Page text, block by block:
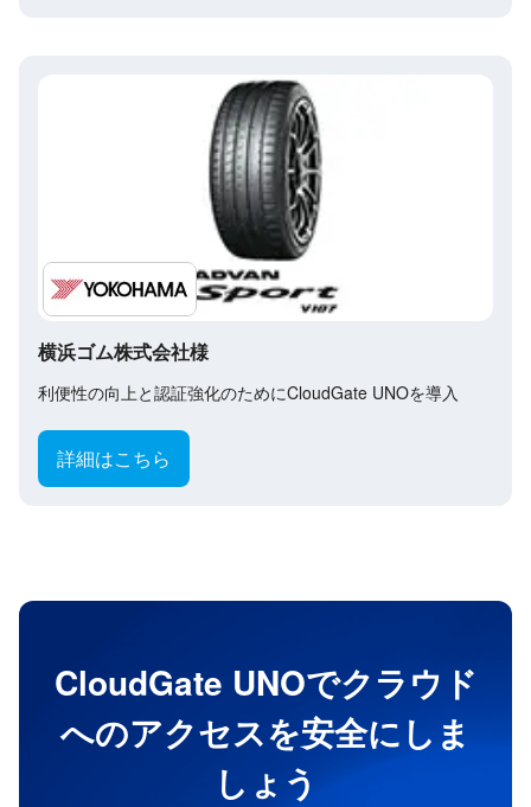
横浜ゴム株式会社様
利便性の向上と認証強化のためにCloudGate UNOを導入
詳細はこちら
CloudGate UNOでクラウド
へのアクセスを安全にしま
しょう